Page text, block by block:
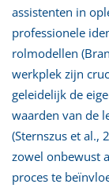
assistenten in
professionele
rolmodellen
werkplek zijn
geleidelijk de
waarden van de
(Sternszus et al.,
zowel onbewust
proces te